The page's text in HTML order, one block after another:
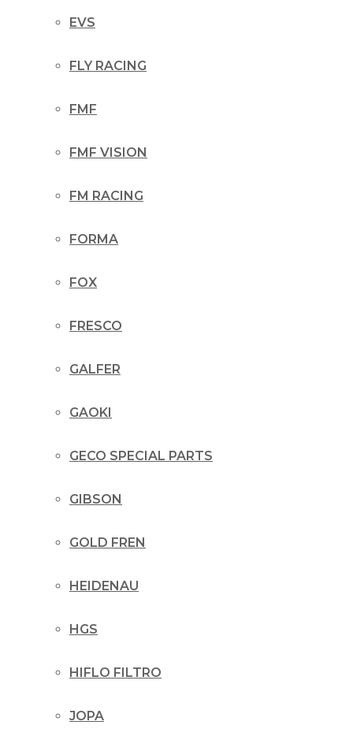
EVS
FLY RACING
FMF
FMF VISION
FM RACING
FORMA
FOX
FRESCO
GALFER
GAOKI
GECO SPECIAL PARTS
GIBSON
GOLD FREN
HEIDENAU
HGS
HIFLO FILTRO
JOPA